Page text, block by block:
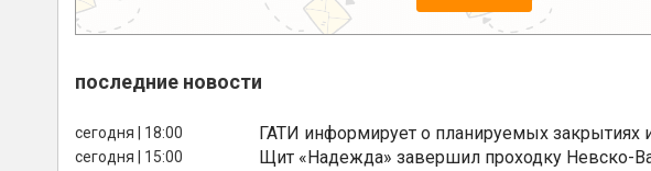
последние новости
сегодня | 18:00 ГАТИ информирует о планируемых закрытиях
сегодня | 15:00
Щит «Надежда» завершил проходку Невско-